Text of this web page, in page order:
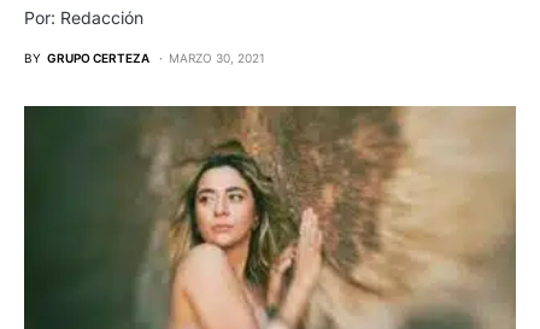
Por: Redacción
BY GRUPO CERTEZA MARZO 30, 2021